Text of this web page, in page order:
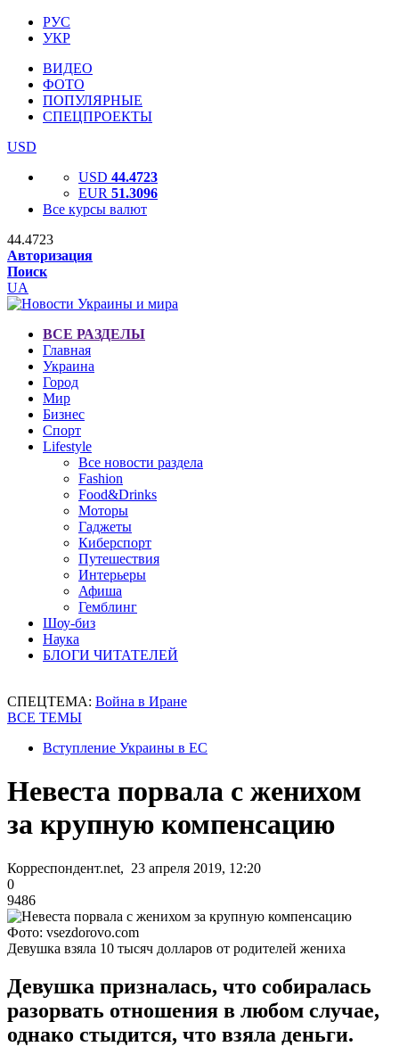
РУС
УКР
ВИДЕО
ФОТО
ПОПУЛЯРНЫЕ
СПЕЦПРОЕКТЫ
USD
USD 44.4723
EUR 51.3096
Все курсы валют
44.4723
Авторизация
Поиск
UA
ВСЕ РАЗДЕЛЫ
Главная
Украина
Город
Мир
Бизнес
Спорт
Lifestyle
Все новости раздела
Fashion
Food&Drinks
Моторы
Гаджеты
Киберспорт
Путешествия
Интерьеры
Афиша
Гемблинг
Шоу-биз
Наука
БЛОГИ ЧИТАТЕЛЕЙ
СПЕЦТЕМА: Война в Иране
ВСЕ ТЕМЫ
Вступление Украины в ЕС
Невеста порвала с женихом
за крупную компенсацию
Корреспондент.net, 23 апреля 2019, 12:20
0
9486
Фото: vsezdorovo.com
Девушка взяла 10 тысяч долларов от родителей жениха
Девушка призналась, что собиралась
разорвать отношения в любом случае,
однако стыдится, что взяла деньги.